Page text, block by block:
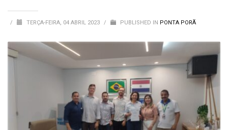
/ TERÇA-FEIRA, 04 ABRIL 2023 / PUBLISHED IN PONTA PORÃ